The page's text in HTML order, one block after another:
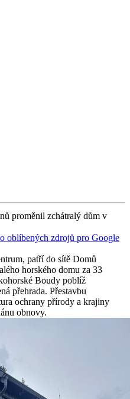
proměnil zchátralý dům v
oblíbených zdrojů pro Google
patří do sítě Domů
horského domu za 33
Boudy poblíž
přehrada. Přestavbu
ochrany přírody a krajiny
obnovy.